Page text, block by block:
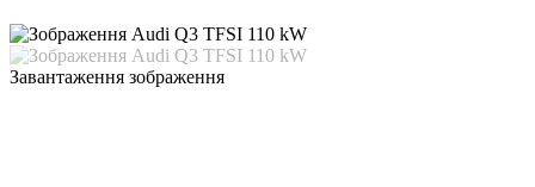
Завантаження зображення